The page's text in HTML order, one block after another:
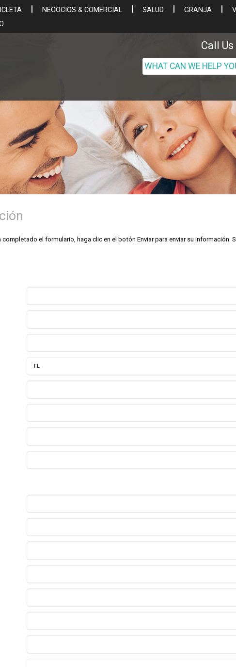
NEGOCIOS & COMERCIAL SALUD GRANJA
Call
el formulario, haga clic en el botón Enviar para enviar su información.